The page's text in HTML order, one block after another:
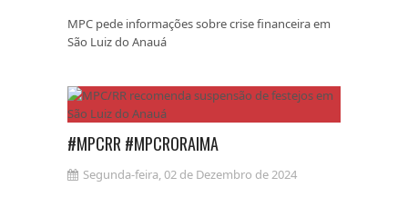
MPC pede informações sobre crise financeira em
São Luiz do Anauá
#MPCRR #MPCRORAIMA
Segunda-feira, 02 de Dezembro de 2024